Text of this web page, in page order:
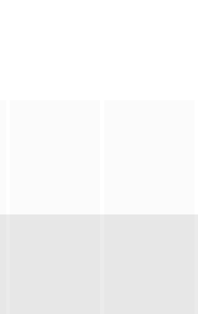
的跨州
格却与精英专属的切尔西区相去甚远。他与周
近真相，都更靠近失控边缘。当正义开始动摇
unfaithful husband strai